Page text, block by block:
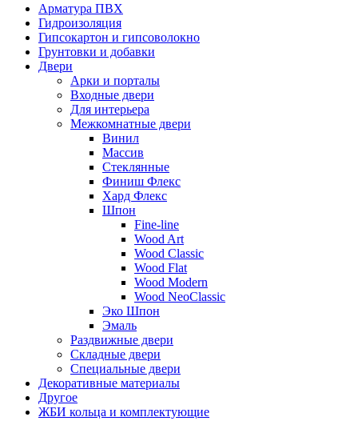
Арматура ПВХ
Гидроизоляция
Гипсокартон и гипсоволокно
Грунтовки и добавки
Двери
Арки и порталы
Входные двери
Для интерьера
Межкомнатные двери
Винил
Массив
Стеклянные
Финиш Флекс
Хард Флекс
Шпон
Fine-line
Wood Art
Wood Classic
Wood Flat
Wood Modern
Wood NeoClassic
Эко Шпон
Эмаль
Раздвижные двери
Складные двери
Специальные двери
Декоративные материалы
Другое
ЖБИ кольца и комплектующие